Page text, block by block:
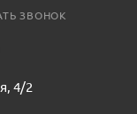
ЗВОНОК
4/2